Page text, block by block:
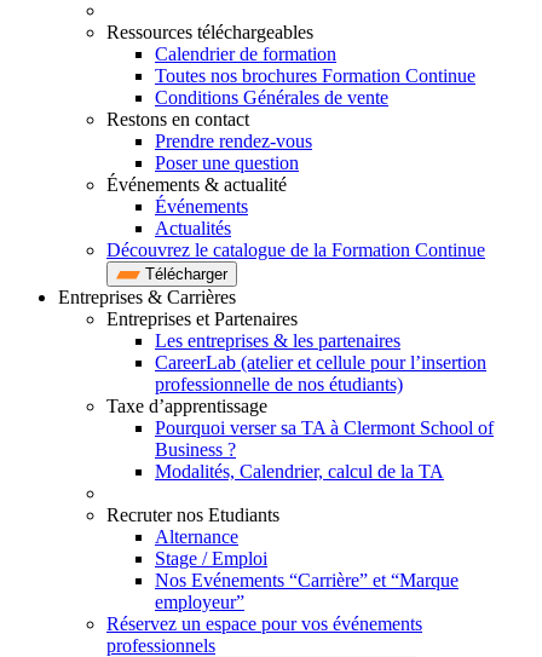
Ressources téléchargeables
Calendrier de formation
Toutes nos brochures Formation Continue
Conditions Générales de vente
Restons en contact
Prendre rendez-vous
Poser une question
Événements & actualité
Événements
Actualités
Découvrez le catalogue de la Formation Continue
Télécharger
Entreprises & Carrières
Entreprises et Partenaires
Les entreprises & les partenaires
CareerLab (atelier et cellule pour l’insertion
professionnelle de nos étudiants)
Taxe d’apprentissage
Pourquoi verser sa TA à Clermont School of
Business ?
Modalités, Calendrier, calcul de la TA
Recruter nos Etudiants
Alternance
Stage / Emploi
Nos Evénements “Carrière” et “Marque
employeur”
Réservez un espace pour vos événements
professionnels